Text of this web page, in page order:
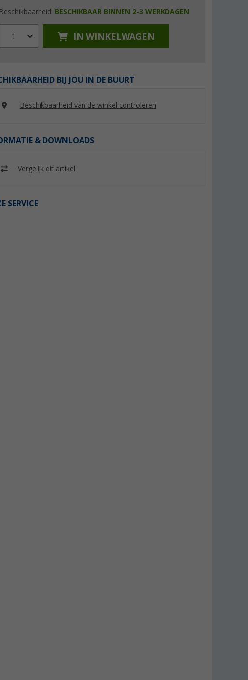
Beschikbaarheid: BESCHIKBAAR BINNEN 2-3 WERKDAGEN
1 IN WINKELWAGEN
BIJ JOU IN DE BUURT
Beschikbaarheid van de winkel controleren
& DOWNLOADS
Vergelijk dit artikel
SERVICE
%